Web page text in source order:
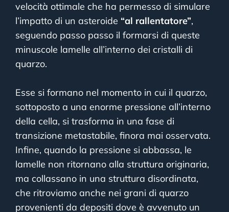
velocità ottimale che ha permesso di simulare
l’impatto di un asteroide “al rallentatore”,
seguendo passo passo il formarsi di queste
minuscole lamelle all’interno dei cristalli di
quarzo.
Esse si formano nel momento in cui il quarzo,
sottoposto a una enorme pressione all’interno
della cella, si trasforma in una fase di
transizione metastabile, finora mai osservata.
Infine, quando la pressione si abbassa, le
lamelle non ritornano alla struttura originaria,
ma collassano in una struttura disordinata,
che ritroviamo anche nei grani di quarzo
provenienti da depositi dove è avvenuto un